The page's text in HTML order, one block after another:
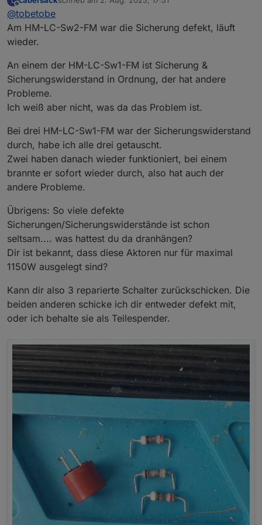
schön, dass es dein Angebot noch immer gibt. Ich
habe mittlerweile 4 Stück HM-LC-Sw1-FM mit
verschmortem Si-R und einen ebenfalls defekten
HM-LC-Sw2-FM (Fehler unbekannt) hier liegen. Ich
Si-R zu finden. Von daher hoffe ich auf dich...
Deinen ersten Post habe ich gelesen und bin mit den
Bedingungen einverstanden. Bitte schicke mir deine
Adresse per PN.
Vielen Dank & Gruß
Offline zuletzt editiert von
@tobetobe
Am HM-LC-Sw2-FM war die Sicherung defekt, läuft
wieder.
An einem der HM-LC-Sw1-FM ist Sicherung &
Sicherungswiderstand in Ordnung, der hat andere
Probleme.
Ich weiß aber nicht, was da das Problem ist.
Bei drei HM-LC-Sw1-FM war der Sicherungswiderstand
durch, habe ich alle drei getauscht.
Zwei haben danach wieder funktioniert, bei einem
brannte er sofort wieder durch, also hat auch der
andere Probleme.
Übrigens: So viele defekte
Sicherungen/Sicherungswiderstände ist schon
seltsam.... was hattest du da dranhängen?
Dir ist bekannt, dass diese Aktoren nur für maximal
1150W ausgelegt sind?
Kann dir also 3 reparierte Schalter zurückschicken. Die
beiden anderen schicke ich dir entweder defekt mit,
oder ich behalte sie als Teilespender.